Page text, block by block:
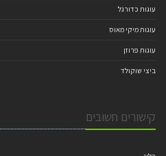
עוגות כדורגל
עוגות מיקי מאוס
עוגות פרוזן
ביצי שוקולד
קישורים חשובים